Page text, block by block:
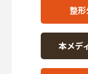
整
本メデ